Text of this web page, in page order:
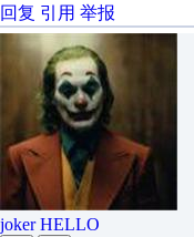
回复 引用 举报
joker HELLO